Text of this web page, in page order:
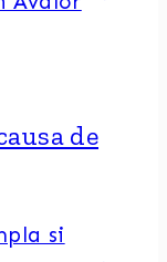
de
si